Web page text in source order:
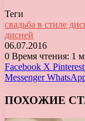
Теги
свадьба в стиле
дисней
06.07.2016
0 Время чтения: 1
Facebook X Pinterest
Messenger
ПОХОЖИЕ